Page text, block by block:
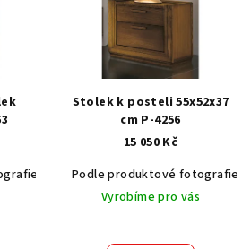
Akát vintage BT1551
Dub světlý
Stolek k posteli 55x52x37
cm P-4256
15 050 Kč
Podle produktové fotografie
Vyrobíme pro vás